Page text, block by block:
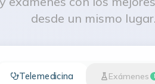
desde un mismo lugar.
Telemedicina Exámenes